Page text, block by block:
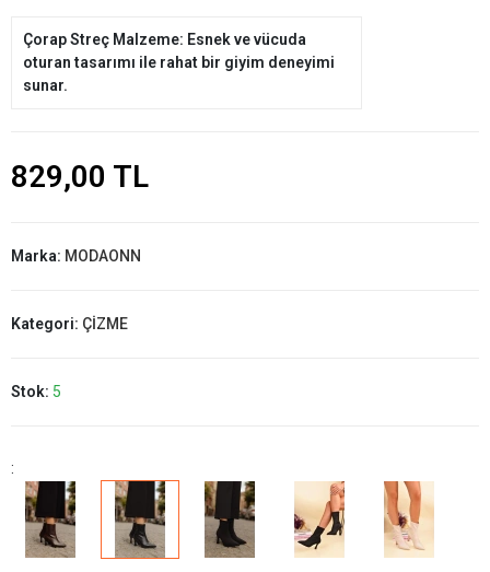
Çorap Streç Malzeme: Esnek ve vücuda
oturan tasarımı ile rahat bir giyim deneyimi
sunar.
829,00 TL
Marka: MODAONN
Kategori: ÇİZME
Stok: 5
: